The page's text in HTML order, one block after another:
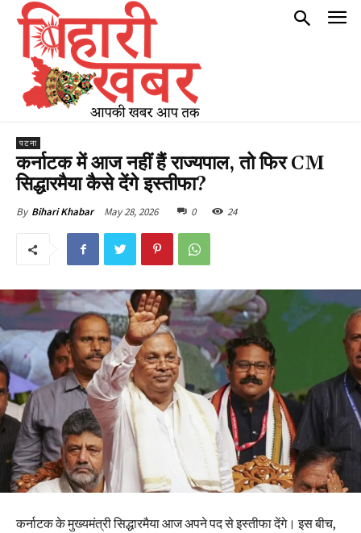
पटना
कर्नाटक में आज नहीं हैं राज्यपाल, तो फिर CM
सिद्धारमैया कैसे देंगे इस्तीफा?
By Bihari Khabar May 28, 2026 0 24
कर्नाटक के मुख्यमंत्री सिद्धारमैया आज अपने पद से इस्तीफा देंगे। इस बीच,